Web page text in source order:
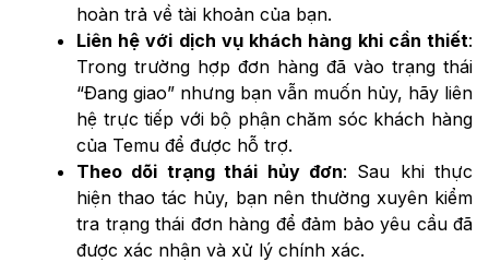
hoàn trả về tài khoản của bạn.
Liên hệ với dịch vụ khách hàng khi cần thiết:
Trong trường hợp đơn hàng đã vào trạng thái
“Đang giao” nhưng bạn vẫn muốn hủy, hãy liên
hệ trực tiếp với bộ phận chăm sóc khách hàng
của Temu để được hỗ trợ.
Theo dõi trạng thái hủy đơn: Sau khi thực
hiện thao tác hủy, bạn nên thường xuyên kiểm
tra trạng thái đơn hàng để đảm bảo yêu cầu đã
được xác nhận và xử lý chính xác.